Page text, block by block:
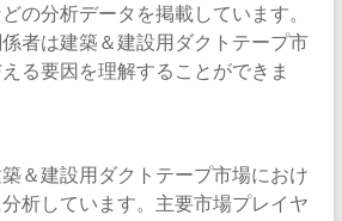
の分析データを掲載しています。
者は建築＆建設用ダクトテープ市
る要因を理解することができま
＆建設用ダクトテープ市場におけ
析しています。主要市場プレイヤ